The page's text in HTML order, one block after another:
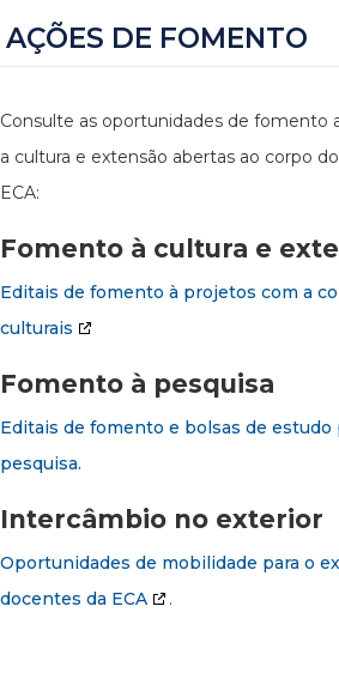
AÇÕES DE FOMENTO
Consulte as oportunidades de fomento
a cultura e extensão abertas ao corpo
ECA:
Fomento à cultura e
Editais de fomento à projetos com a
culturais
Fomento à pesquisa
Editais de fomento e bolsas de estudo
pesquisa.
Intercâmbio no exterior
Oportunidades de mobilidade para o
docentes da ECA
.